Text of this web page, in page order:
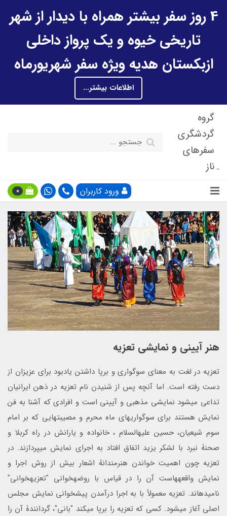
4 روز سفر بیشتر همراه با دیدار از شهر
تاریخی خیوه و یک پرواز داخلی
ازبکستان هدیه ویژه سفر شهریورماه
اطلاعات بیشتر...
گروه
گردشگری
سفرهای
ناز
ورود کاربران 0
هنر آیینی و نمایشی تعزیه
تعزیه در لغت به معنای سوگواری و برپا داشتن یادبود برای عزیزان از
دست رفته است. اما آنچه پس از شنیدن نام تعزیه در ذهن ایرانیان
تداعی می­شود نمایشی مذهبی و آیینی است و افرادی که آشنا به فن
نمایش هستند برای سوگواری­های ماه محرم و مصیبت­هایی که بر امام
سوم شیعیان، حسین علیه­السلام ، خانواده و یارانش در راه کربلا و
صحنۀ نبرد با لشکر یزید اتفاق افتاد به اجرای نمایش می­پردازند. در
تعزیه چون اهمیت خواندن هنرمندانۀ اشعار بیش از روش اجرا و
نمایش واقعه­هاست آن را در قیاس با روضه­خوانی "تعزیه­خوانی"
نامیده­اند. تعزیه معمولاً با به اجرا درآمدن پیش­خوانی نمایش مجلس
اصلی آغاز می­شود. کسی که تعزیه را برپا می­کند "بانی"، گردانندۀ آن را